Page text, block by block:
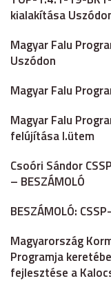
kialakítása
Magyar Falu
Uszódon
Magyar Falu
Magyar Falu
felújítása I.ütem
Csoóri Sándor
– BESZÁMOLÓ
BESZÁMOLÓ:
Magyarország
Programja
fejlesztése a